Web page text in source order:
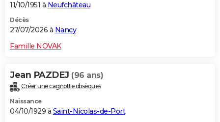
11/10/1951 à Neufchâteau
Décès
27/07/2026 à Nancy
Famille NOVAK
Jean PAZDEJ (96 ans)
Créer une cagnotte obsèques
Naissance
04/10/1929 à Saint-Nicolas-de-Port